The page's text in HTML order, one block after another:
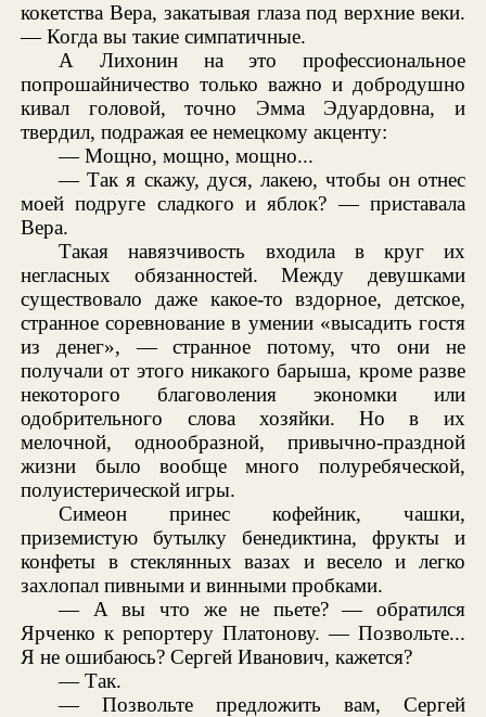
кокетства Вера, закатывая глаза под верхние веки.
— Когда вы такие симпатичные.
А Лихонин на это профессиональное
попрошайничество только важно и добродушно
кивал головой, точно Эмма Эдуардовна, и
твердил, подражая ее немецкому акценту:
— Мощно, мощно, мощно...
— Так я скажу, дуся, лакею, чтобы он отнес
моей подруге сладкого и яблок? — приставала
Вера.
Такая навязчивость входила в круг их
негласных обязанностей. Между девушками
существовало даже какое-то вздорное, детское,
странное соревнование в умении «высадить гостя
из денег», — странное потому, что они не
получали от этого никакого барыша, кроме разве
некоторого благоволения экономки или
одобрительного слова хозяйки. Но в их
мелочной, однообразной, привычно-праздной
жизни было вообще много полуребяческой,
полуистерической игры.
Симеон принес кофейник, чашки,
приземистую бутылку бенедиктина, фрукты и
конфеты в стеклянных вазах и весело и легко
захлопал пивными и винными пробками.
— А вы что же не пьете? — обратился
Ярченко к репортеру Платонову. — Позвольте...
Я не ошибаюсь? Сергей Иванович, кажется?
— Так.
— Позвольте предложить вам, Сергей